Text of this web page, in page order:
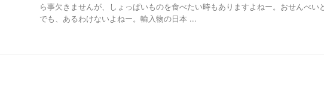
ら事欠きませんが、しょっぱいものを食べたい時もありますよねー。おせんべい
でも、あるわけないよねー。輸入物の日本 ...